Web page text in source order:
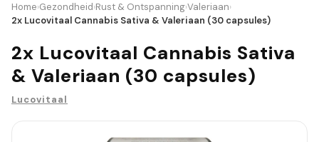
Home›Gezondheid›Rust & Ontspanning›Valeriaan›
2x Lucovitaal Cannabis Sativa & Valeriaan (30 capsules)
2x Lucovitaal Cannabis Sativa
& Valeriaan (30 capsules)
Lucovitaal